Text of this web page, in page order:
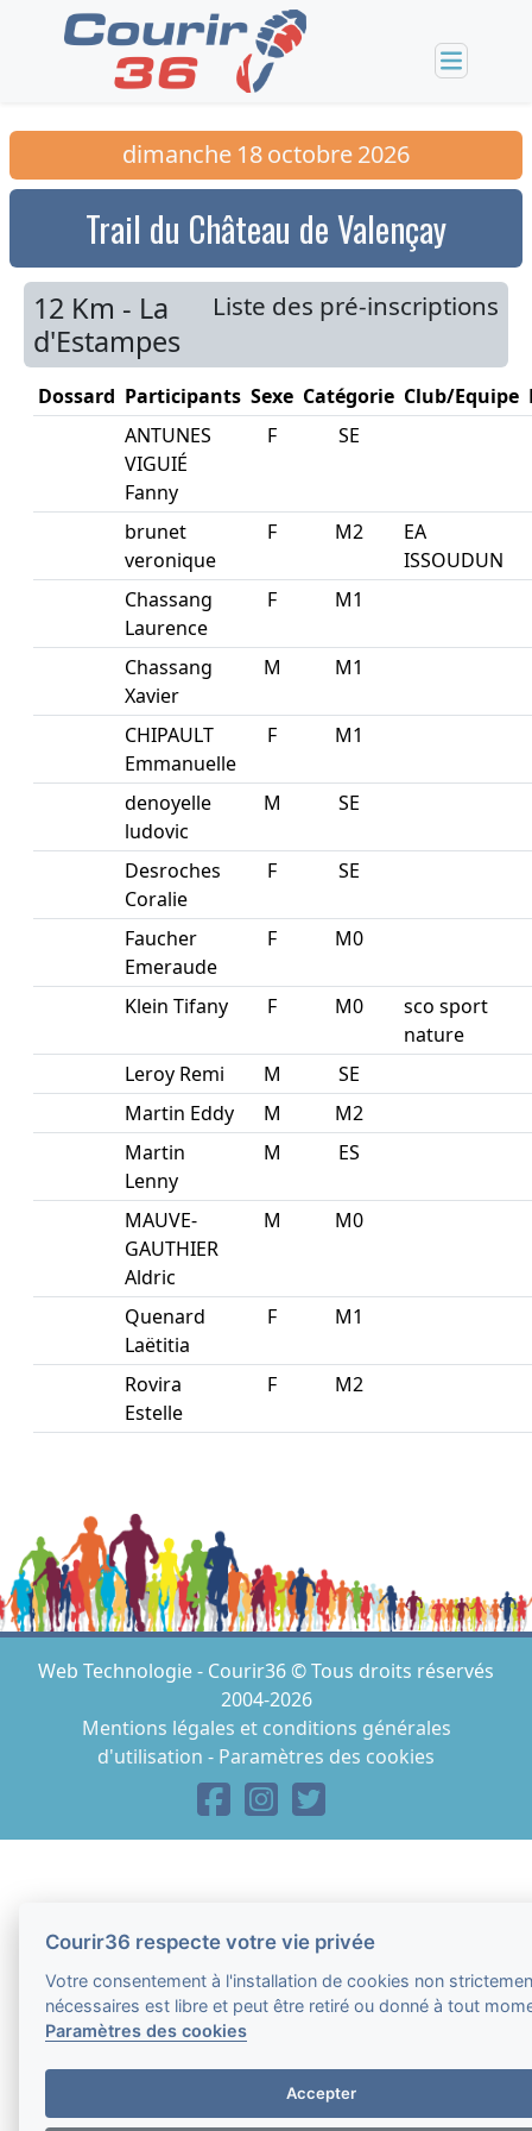
dimanche 18octobre2026
Trail du Château de Valençay
Liste des pré-inscriptions
12 Km - La
d'Estampes
Dossard Participants Sexe Catégorie Club/Equipe
ANTUNES
VIGUIÉ
Fanny
F SE
brunet
veronique
F M2
EA
ISSOUDUN
Chassang
Laurence
F M1
Chassang
Xavier
M M1
CHIPAULT
Emmanuelle
F M1
denoyelle
ludovic
M SE
Desroches
Coralie
F SE
Faucher
Emeraude
F M0
Klein Tifany F M0
sco sport
nature
Leroy Remi
M
SE
Martin Eddy
M
M2
Martin
Lenny
M ES
MAUVE-
GAUTHIER
Aldric
M M0
Quenard
Laëtitia
F M1
Rovira
Estelle
F M2
Web Technologie - Courir36 © Tous droits réservés
2004-2026
Mentions légales et conditions générales
d'utilisation - Paramètres des cookies
Courir36 respecte votre vie privée
Votre consentement à l'installation de cookies non
nécessaires est libre et peut être retiré ou donné à tout
Paramètres des cookies
Accepter